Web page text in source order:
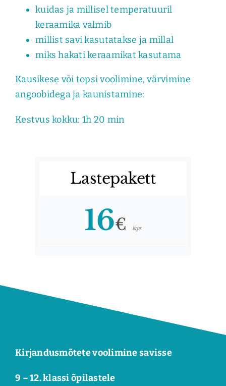
kuidas ja millisel temperatuuril
keraamika valmib
millist savi kasutatakse ja millal
miks hakati keraamikat kasutama
Kausikese või topsi voolimine, värvimine
angoobidega ja kaunistamine:
Kestvus kokku: 1h 20 min
Lastepakett
16€ laps
Kirjandusmõtete voolimine savisse
9 – 12. klassi õpilastele